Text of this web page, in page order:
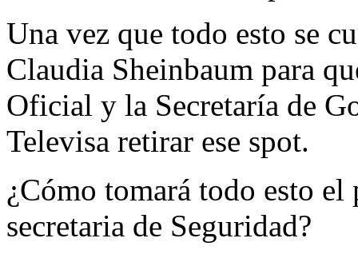
Una vez que todo esto se
Claudia Sheinbaum para
Oficial y la Secretaría de
Televisa retirar ese spot.
¿Cómo tomará todo esto
secretaria de Seguridad?